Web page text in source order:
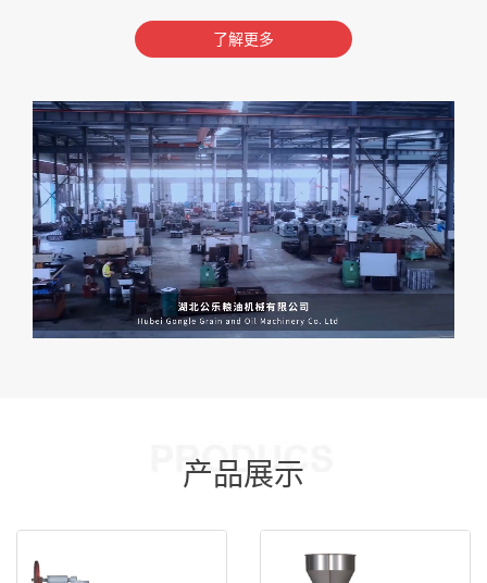
了解更多
产品展示